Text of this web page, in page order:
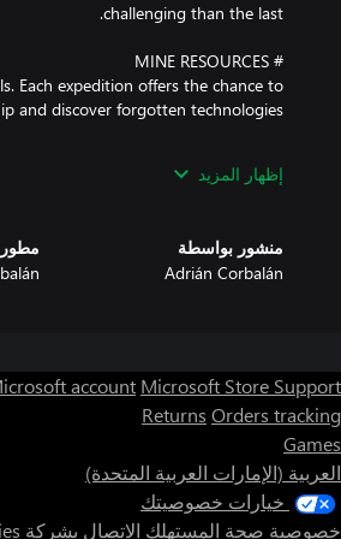
Each expedition offers the chance to
offering new areas to explore and
you. In Space Battle Mayhem you will
your ship and spacecraft fleet. Each
ship against the relentless forces
of the empire?
إظهار المزيد
منشور بواسطة
Adrián Corbalán
account Microsoft Store Support
Returns Orders tracking
Games
العربية (الإمارات العربية المتحدة)
خيارات خصوصيتك
خصوصية صحة المستهلك الاتصال بشركة Microsoft